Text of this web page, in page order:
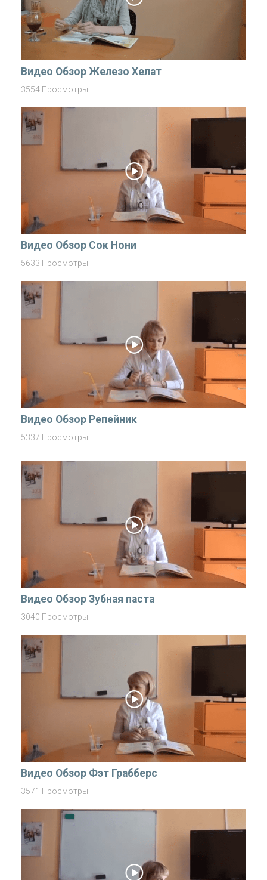
Видео Обзор Железо Хелат
3554 Просмотры
Видео Обзор Сок Нони
5633 Просмотры
Видео Обзор Репейник
5337 Просмотры
Видео Обзор Зубная паста
3040 Просмотры
Видео Обзор Фэт Грабберс
3571 Просмотры